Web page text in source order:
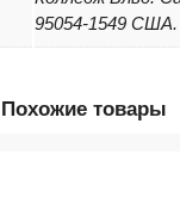
95054-1549 США.
Похожие товары